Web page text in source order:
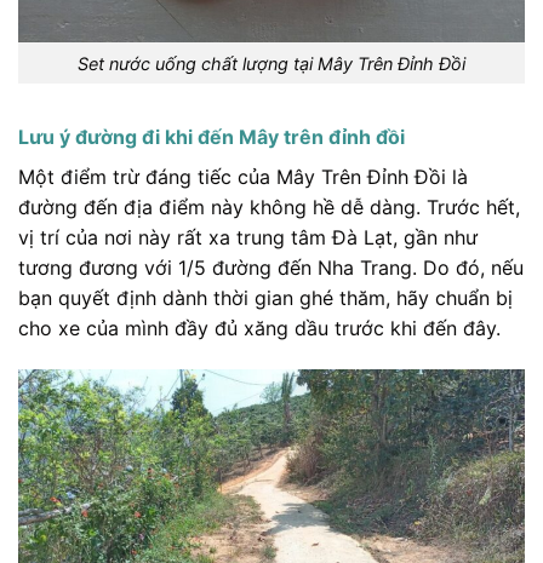
Set nước uống chất lượng tại Mây Trên Đỉnh Đồi
Lưu ý đường đi khi đến Mây trên đỉnh đồi
Một điểm trừ đáng tiếc của Mây Trên Đỉnh Đồi là
đường đến địa điểm này không hề dễ dàng. Trước hết,
vị trí của nơi này rất xa trung tâm Đà Lạt, gần như
tương đương với 1/5 đường đến Nha Trang. Do đó, nếu
bạn quyết định dành thời gian ghé thăm, hãy chuẩn bị
cho xe của mình đầy đủ xăng dầu trước khi đến đây.